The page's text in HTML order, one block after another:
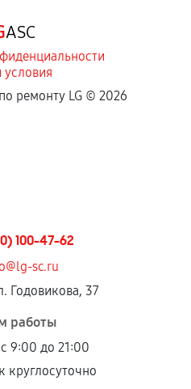
ASC
ремонту LG © 2026
100-47-62
sc.ru
Годовикова, 37
работы
9:00 до 21:00
круглосуточно